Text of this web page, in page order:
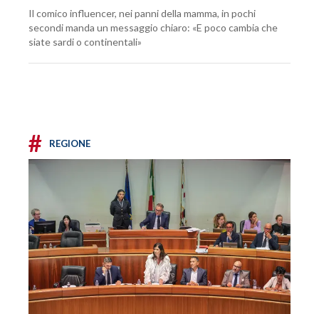
Il comico influencer, nei panni della mamma, in pochi
secondi manda un messaggio chiaro: «E poco cambia che
siate sardi o continentali»
# REGIONE